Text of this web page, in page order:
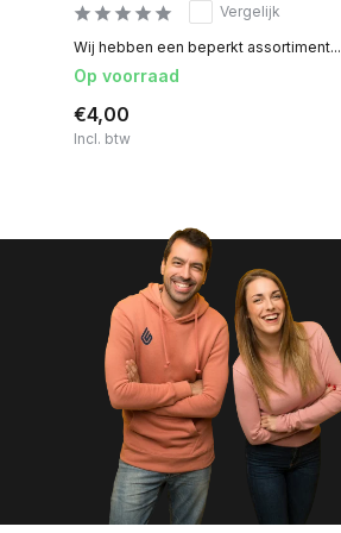
Vergelijk
Wij hebben een beperkt assortiment...
Op voorraad
€4,00
Incl. btw